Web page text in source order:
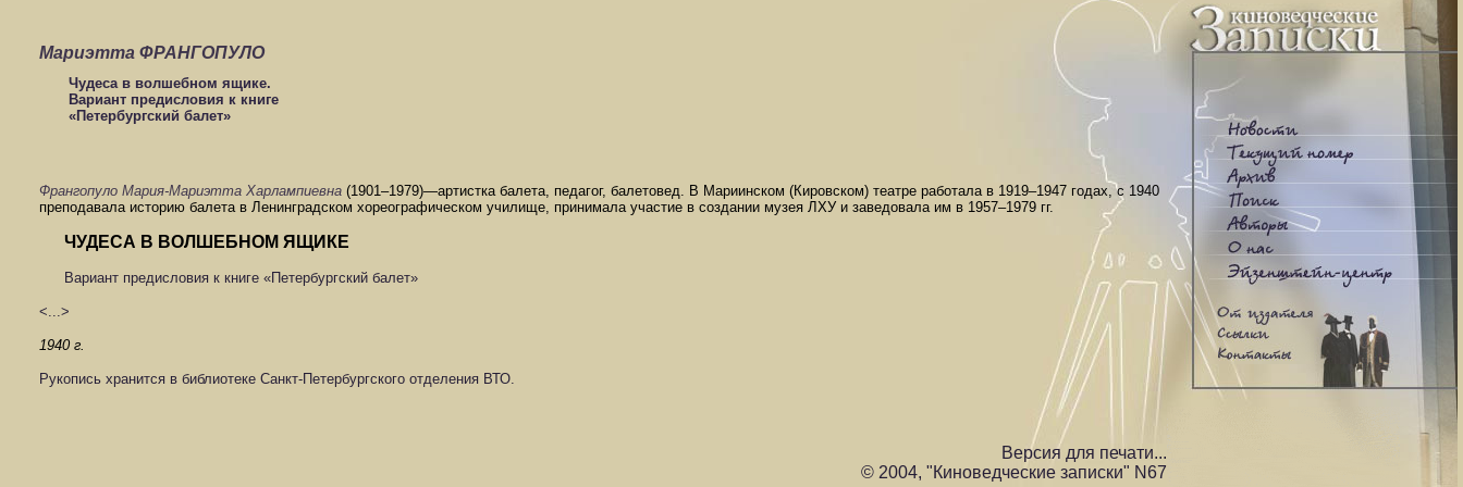
Мариэтта ФРАНГОПУЛО
Чудеса в волшебном ящике.
Вариант предисловия к книге
«Петербургский балет»
Франгопуло Мария-Мариэтта Харлампиевна (1901–1979)—артистка балета, педагог, балетовед. В Мариинском (Кировском) театре работала в 1919–1947 годах, с 1940
преподавала историю балета в Ленинградском хореографическом училище, принимала участие в создании музея ЛХУ и заведовала им в 1957–1979 гг.
ЧУДЕСА В ВОЛШЕБНОМ ЯЩИКЕ
Вариант предисловия к книге «Петербургский балет»
<...>
1940 г.
Рукопись хранится в библиотеке Санкт-Петербургского отделения ВТО.
Версия для печати...
© 2004, "Киноведческие записки" N67